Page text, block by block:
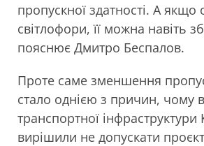
пропускної здатності. А якщо
світлофори, її можна навіть
пояснює Дмитро Беспалов.
Проте саме зменшення
стало однією з причин, чому
транспортної
вирішили не допускати